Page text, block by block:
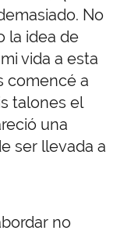
No
la idea de
vida a esta
comencé a
talones el
una
ser llevada a
no